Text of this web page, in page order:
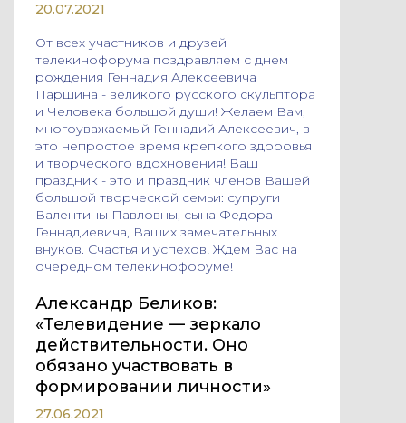
20.07.2021
От всех участников и друзей
телекинофорума поздравляем с днем
рождения Геннадия Алексеевича
Паршина - великого русского скульптора
и Человека большой души! Желаем Вам,
многоуважаемый Геннадий Алексеевич, в
это непростое время крепкого здоровья
и творческого вдохновения! Ваш
праздник - это и праздник членов Вашей
большой творческой семьи: супруги
Валентины Павловны, сына Федора
Геннадиевича, Ваших замечательных
внуков. Счастья и успехов! Ждем Вас на
очередном телекинофоруме!
Александр Беликов:
«Телевидение — зеркало
действительности. Оно
обязано участвовать в
формировании личности»
27.06.2021